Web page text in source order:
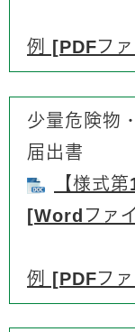
例 [PDFフ
少量危険物
届出書
【様式
[Wordファ
例 [PDFフ